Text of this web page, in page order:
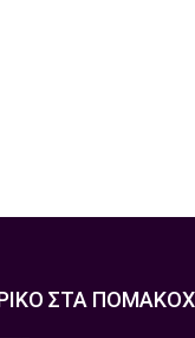
ΣΤΑ